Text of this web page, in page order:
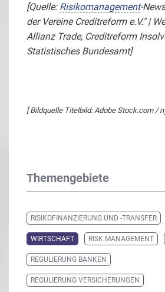
[Quelle: Risikomanagement-
der Vereine Creditreform e.V." |
Allianz Trade, Creditreform
Statistisches Bundesamt]
[ Bildquelle Titelbild: Adobe Stock.com /
Themengebiete
RISIKOFINANZIERUNG UND -TRANSFER
WIRTSCHAFT RISK MANAGEMENT
REGULIERUNG BANKEN
REGULIERUNG VERSICHERUNGEN